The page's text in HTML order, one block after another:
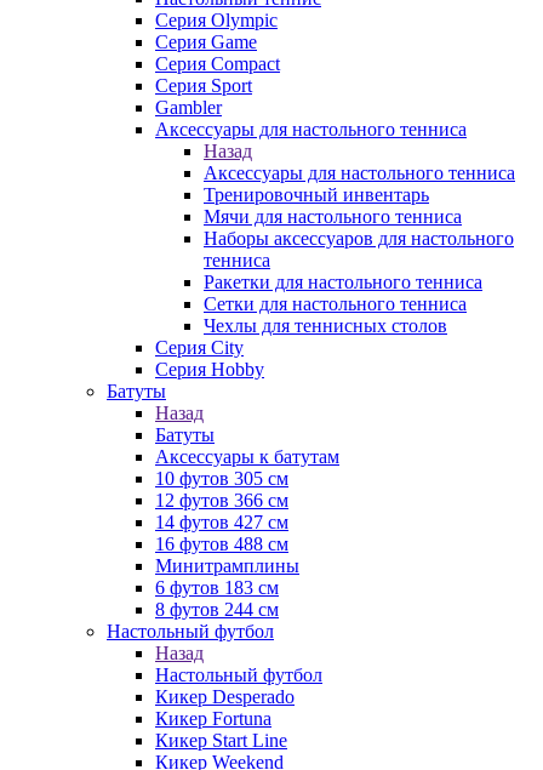
Серия Olympic
Серия Game
Серия Compact
Серия Sport
Gambler
Аксессуары для настольного тенниса
Назад
Аксессуары для настольного тенниса
Тренировочный инвентарь
Мячи для настольного тенниса
Наборы аксессуаров для настольного
тенниса
Ракетки для настольного тенниса
Сетки для настольного тенниса
Чехлы для теннисных столов
Серия City
Серия Hobby
Батуты
Назад
Батуты
Аксессуары к батутам
10 футов 305 см
12 футов 366 см
14 футов 427 см
16 футов 488 см
Минитрамплины
6 футов 183 см
8 футов 244 см
Настольный футбол
Назад
Настольный футбол
Кикер Desperado
Кикер Fortuna
Кикер Start Line
Кикер Weekend